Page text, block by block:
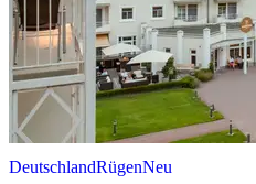
DeutschlandRügenNeu